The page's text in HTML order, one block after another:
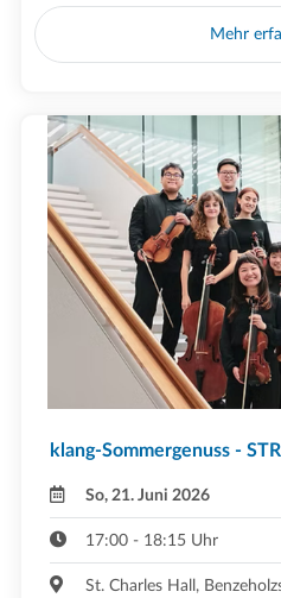
Mehr
klang-Sommergenuss -
So, 21. Juni 2026
17:00 - 18:15 Uhr
St. Charles Hall,